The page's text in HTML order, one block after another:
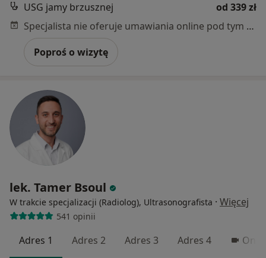
USG jamy brzusznej
od 339 zł
Specjalista nie oferuje umawiania online pod tym adresem.
Poproś o wizytę
lek. Tamer Bsoul
W trakcie specjalizacji (Radiolog), Ultrasonografista · Więcej
541 opinii
Adres 1 Adres 2 Adres 3 Adres 4